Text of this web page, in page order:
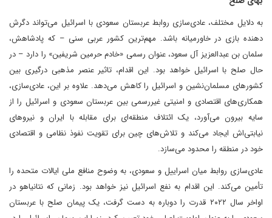
به دلایل مختلف، عادی‌سازی روابط عربستان سعودی با اسرائیل می‌تواند دگرش
دهنده بازی در خاورمیانه باشد. مهم‌ترین کشور عربی سنی – که پادشاهش،
سلمان بن عبدالعزیز آل سعود، عنوان رسمی «خادم حرمین شریفین» را دارد – در
حال صلح با اسرائیل خواهد بود. این اقدام، تاثیر عنصر مذهبی درگیری بین
کشورهای مسلمان‌نشین و اسرائیل را کاهش می‌دهد. علاوه بر این، عادی‌سازی،
همکاری‌های اقتصادی و امنیتی غیررسمی بین عربستان سعودی و اسرائیل را از
سایه‌ بیرون می‌آورد، یک ائتلاف منطقه‌ای برای مقابله با ایران و نیروهای
نیابتی‌اش ایجاد می‌کند و تلاش‌های چین برای تقویت نفوذ نظامی و اقتصادی
خود در منطقه را محدود می‌سازد.
عادی‌سازی روابط میان اسراییل و سعودی، به وضوح منافع ملی ایالات متحده را
تأمین می‌کند. این اقدام به نفع اسرائیل نیز خواهد بود. زمانی که نتانیاهو در
اواخر سال ۲۰۲۲ قدرت را دوباره به دست گرفت، یک پیمان صلح با عربستان